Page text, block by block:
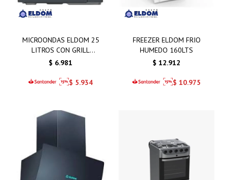
MICROONDAS ELDOM 25
LITROS CON GRILL
NEGRO DIGITAL
$ 6.981
$ 5.934
FREEZER ELDOM FRIO
HUMEDO 160LTS
$ 12.912
$ 10.975